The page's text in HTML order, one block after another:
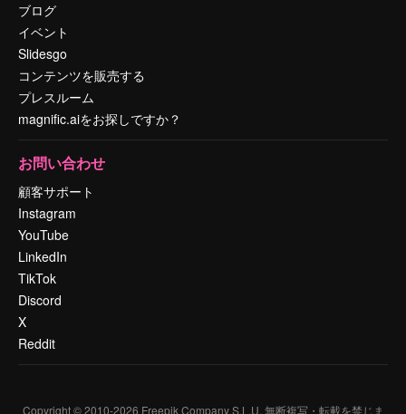
ブログ
イベント
Slidesgo
コンテンツを販売する
プレスルーム
magnific.aiをお探しですか？
お問い合わせ
顧客サポート
Instagram
YouTube
LinkedIn
TikTok
Discord
X
Reddit
Copyright © 2010-2026 Freepik Company S.L.U. 無断複写・転載を禁じま